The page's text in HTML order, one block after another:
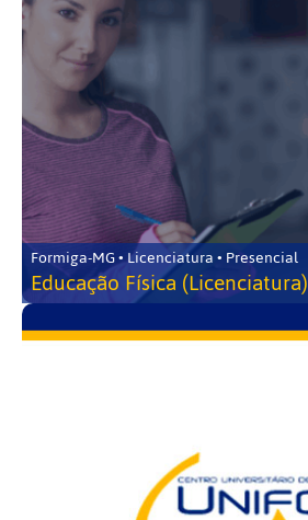
Formiga-MG • Licenciatura • Presencial
Educação Física (Licenciatura)